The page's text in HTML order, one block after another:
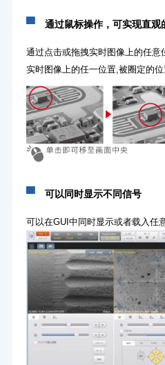
▀通过鼠标操作，可实现直观
通过点击或拖拽实时图像上的任意
实时图像上的任一位置,被圈定的位
▀可以同时显示不同信号
可以在GUI中同时显示或者载入任